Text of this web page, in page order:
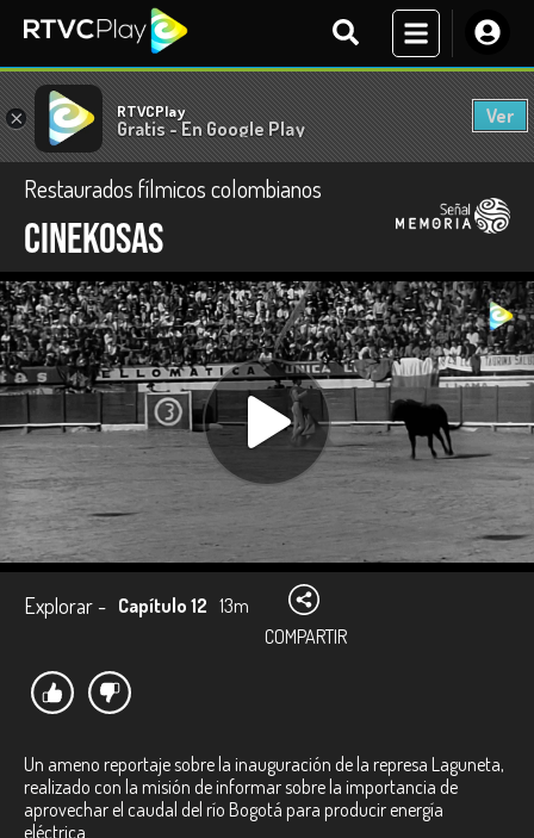
× RTVCPlay
Gratis - En Google Play
Ver
Restaurados fílmicos colombianos
Cinekosas
Explorar - Capítulo 12 13m
COMPARTIR
Un ameno reportaje sobre la inauguración de la represa Laguneta,
realizado con la misión de informar sobre la importancia de
aprovechar el caudal del río Bogotá para producir energía
eléctrica.